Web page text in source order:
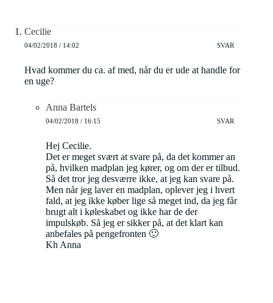
Cecilie
04/02/2018 / 14:02 SVAR
Hvad kommer du ca. af med, når du er ude at handle for
en uge?
Anna Bartels
04/02/2018 / 16:15 SVAR
Hej Cecilie.
Det er meget svært at svare på, da det kommer an
på, hvilken madplan jeg kører, og om der er tilbud.
Så det tror jeg desværre ikke, at jeg kan svare på.
Men når jeg laver en madplan, oplever jeg i hvert
fald, at jeg ikke køber lige så meget ind, da jeg får
brugt alt i køleskabet og ikke har de der
impulskøb. Så jeg er sikker på, at det klart kan
anbefales på pengefronten 🙂
Kh Anna